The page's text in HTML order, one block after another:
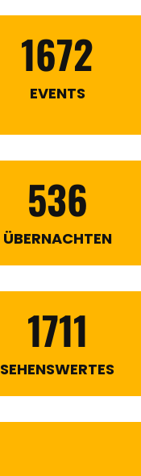
1672
EVENTS
536
ÜBERNACHTEN
1711
SEHENSWERTES